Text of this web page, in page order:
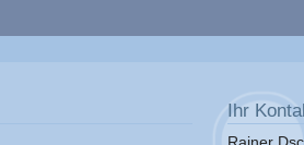
Ihr